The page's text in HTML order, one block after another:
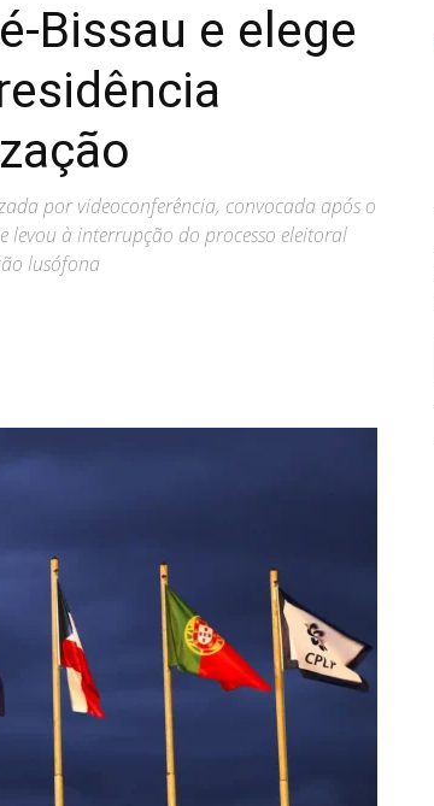
Bissau e elege
por videoconferência, convocada após o
levou à interrupção do processo eleitoral
lusófona